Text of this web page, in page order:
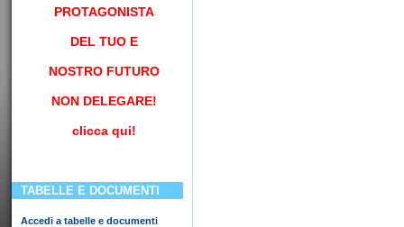
PROTAGONISTA
DEL TUO E
NOSTRO FUTURO
NON DELEGARE!
clicca qui!
TABELLE E DOCUMENTI
Accedi a tabelle e documenti